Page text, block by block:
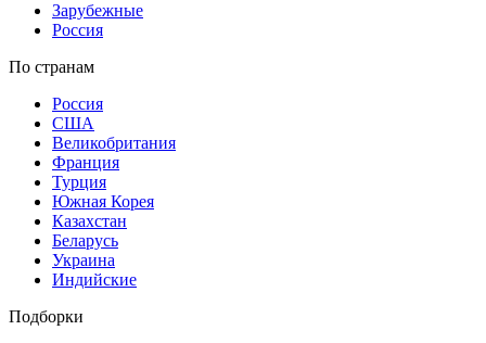
Зарубежные
Россия
По странам
Россия
США
Великобритания
Франция
Турция
Южная Корея
Казахстан
Беларусь
Украина
Индийские
Подборки